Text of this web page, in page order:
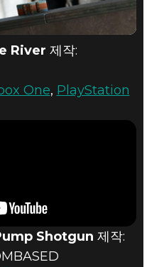
River 제작:
One, PlayStation
Shotgun 제작: